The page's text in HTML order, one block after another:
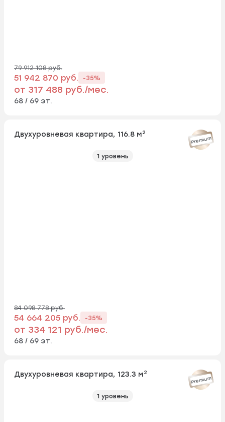
79 912 108 руб.
51 942 870 руб. -35%
от 317 488 руб./мес.
68 / 69 эт.
Двухуровневая квартира, 116.8 м2
Premium
1 уровень
84 098 778 руб.
54 664 205 руб. -35%
от 334 121 руб./мес.
68 / 69 эт.
Двухуровневая квартира, 123.3 м2
Premium
1 уровень